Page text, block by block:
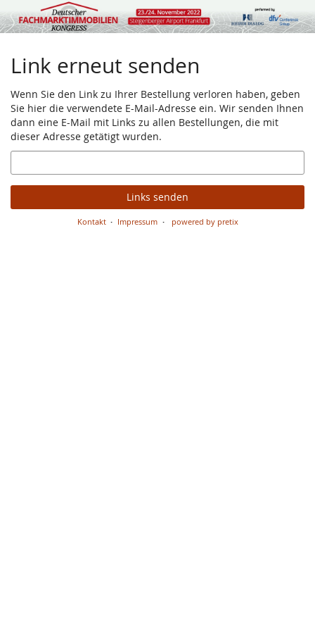
Zum
Haupt-
springen
Link erneut senden
Wenn Sie den Link zu Ihrer Bestellung verloren haben, geben
Sie hier die verwendete E-Mail-Adresse ein. Wir senden Ihnen
dann eine E-Mail mit Links zu allen Bestellungen, die mit
dieser Adresse getätigt wurden.
E-
Mail
Links senden
Kontakt Impressum powered by pretix